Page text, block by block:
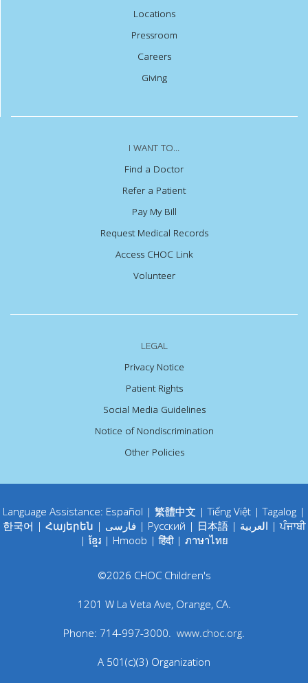
Locations
Pressroom
Careers
Giving
I WANT TO...
Find a Doctor
Refer a Patient
Pay My Bill
Request Medical Records
Access CHOC Link
Volunteer
LEGAL
Privacy Notice
Patient Rights
Social Media Guidelines
Notice of Nondiscrimination
Other Policies
Language Assistance: Español | 繁體中文 |Tiếng Việt |Tagalog |
한국어 | Հայերեն | فارسی| Русский | 日本語| العربية |ਪੰਜਾਬੀ
| ខ្មែរ | Hmoob |हिंदी| ภาษาไทย
©2026 CHOC Children's
1201 W La Veta Ave, Orange, CA.
Phone: 714-997-3000. www.choc.org.
A 501(c)(3) Organization